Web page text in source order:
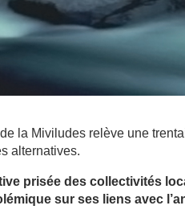
la Miviludes relève une
alternatives.
prisée des collectivités
sur ses liens avec